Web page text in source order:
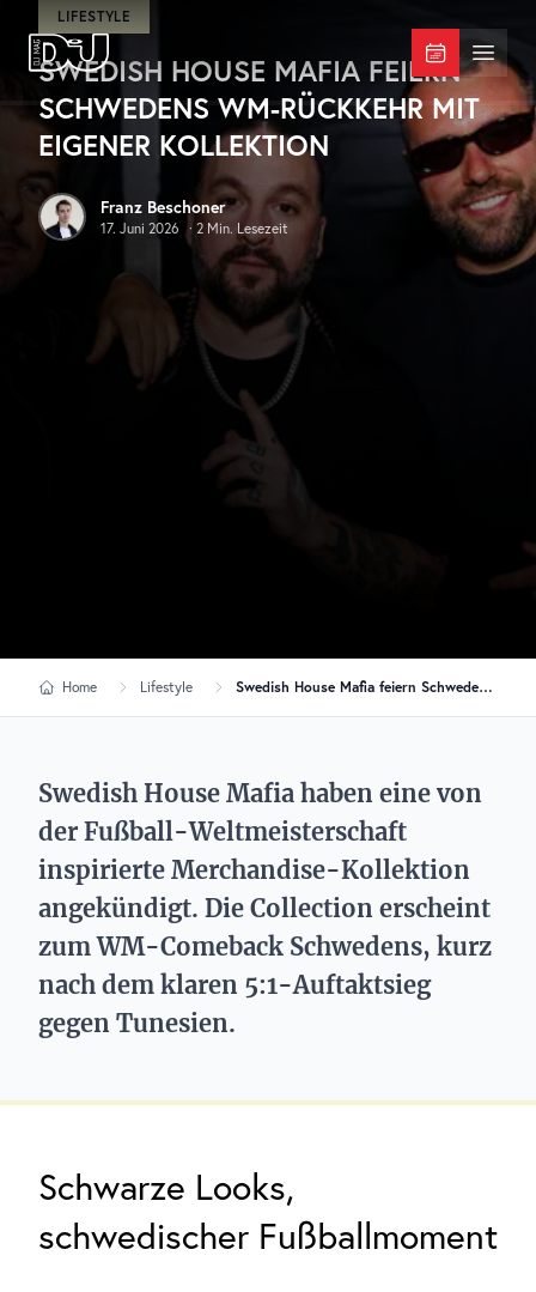
Zum Hauptinhalt springen
DJ Mag Germany Menü
LIFESTYLE
SWEDISH HOUSE MAFIA FEIERN
SCHWEDENS WM-RÜCKKEHR MIT
EIGENER KOLLEKTION
Franz Beschoner
17. Juni 2026 · 2 Min. Lesezeit
Home Lifestyle Swedish House Mafia feiern Schwedens WM-Rückkehr mit eigener Kollektion
Swedish House Mafia haben eine von
der Fußball-Weltmeisterschaft
inspirierte Merchandise-Kollektion
angekündigt. Die Collection erscheint
zum WM-Comeback Schwedens, kurz
nach dem klaren 5:1-Auftaktsieg
gegen Tunesien.
Schwarze Looks,
schwedischer Fußballmoment